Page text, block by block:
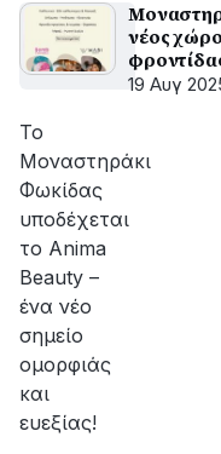
νέος
19 Αυγ
Το
Μοναστηράκι
Φωκίδας
υποδέχεται
το Anima
Beauty –
ένα νέο
σημείο
ομορφιάς
και
ευεξίας!